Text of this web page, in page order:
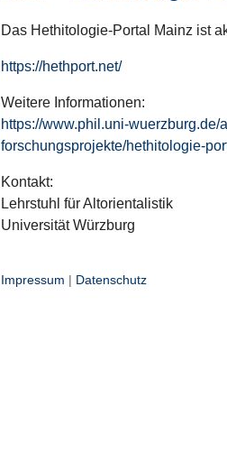
Das Hethitologie-Portal Mainz ist
https://hethport.net/
Weitere Informationen:
https://www.phil.uni-
forschungsprojekte/hethitologie-
Kontakt:
Lehrstuhl für Altorientalistik
Universität Würzburg
Impressum | Datenschutz